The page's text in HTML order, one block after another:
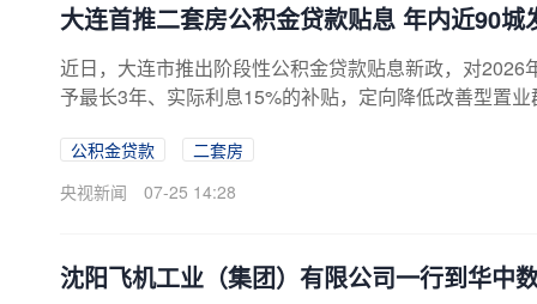
大连首推二套房公积金贷款贴息 年内近90城
近日，大连市推出阶段性公积金贷款贴息新政，对
予最长3年、实际利息15%的补贴，定向降低改善型置
为少见的探索。
公积金贷款
二套房
央视新闻
07-25 14:28
沈阳飞机工业（集团）有限公司一行到华中